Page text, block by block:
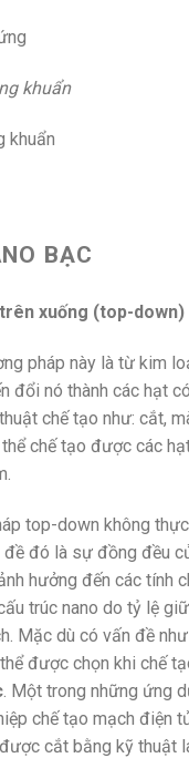
khuẩn
khuẩn
BẠC
xuống (top-
pháp này là từ kim
đổi nó thành các hạt
chế tạo như: cắt,
chế tạo được các
top-down không
đó là sự đồng đều
hưởng đến các tính
trúc nano do tỷ lệ
Mặc dù có vấn đề
được chọn khi chế
. Một trong những ứng
chế tạo mạch điện
cắt bằng kỹ thuật